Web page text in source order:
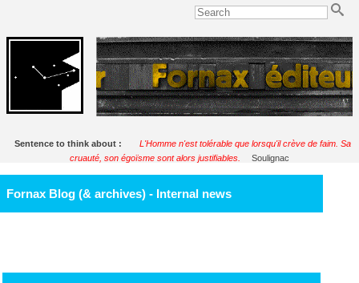
Sentence to think about :
L'Homme n'est tolérable que lorsqu'il crève de faim. Sa
cruauté, son égoïsme sont alors justifiables.
Soulignac
Fornax Blog (& archives) - Internal news